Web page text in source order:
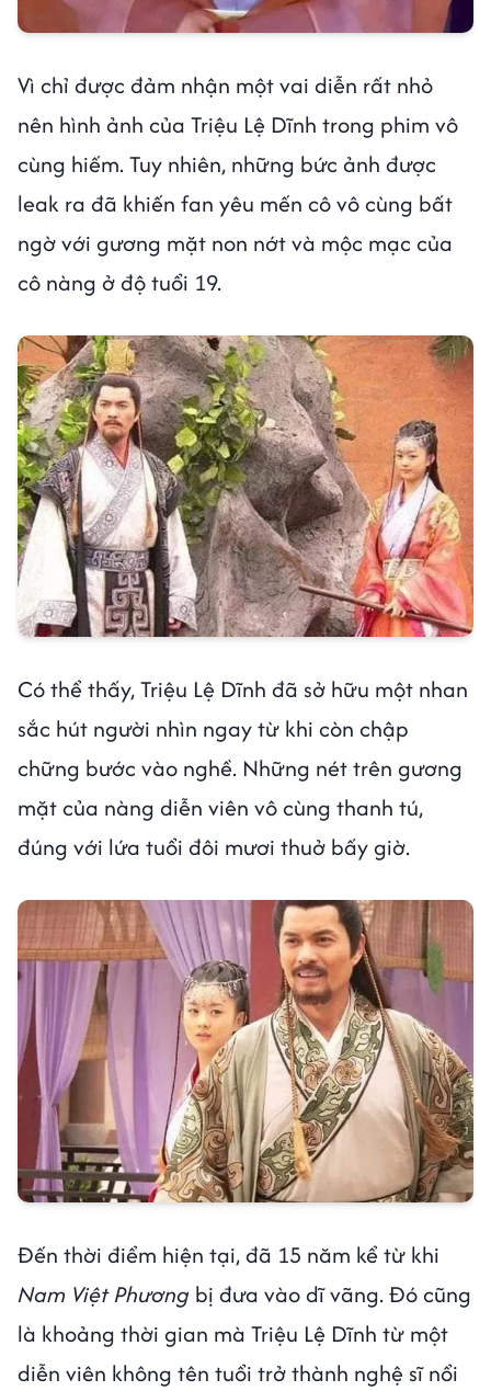
Vì chỉ được đảm nhận một vai diễn rất nhỏ
nên hình ảnh của Triệu Lệ Dĩnh trong phim vô
cùng hiếm. Tuy nhiên, những bức ảnh được
leak ra đã khiến fan yêu mến cô vô cùng bất
ngờ với gương mặt non nớt và mộc mạc của
cô nàng ở độ tuổi 19.
Có thể thấy, Triệu Lệ Dĩnh đã sở hữu một nhan
sắc hút người nhìn ngay từ khi còn chập
chững bước vào nghề. Những nét trên gương
mặt của nàng diễn viên vô cùng thanh tú,
đúng với lứa tuổi đôi mươi thuở bấy giờ.
Đến thời điểm hiện tại, đã 15 năm kể từ khi
Nam Việt Phương bị đưa vào dĩ vãng. Đó cũng
là khoảng thời gian mà Triệu Lệ Dĩnh từ một
diễn viên không tên tuổi trở thành nghệ sĩ nổi